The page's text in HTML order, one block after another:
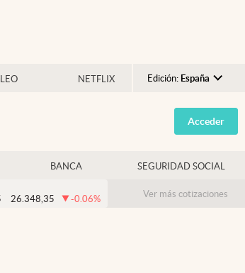
NETFLIX Edición: España
Argentina
España
USA
Colombia
Acceder
BANCA SEGURIDAD SOCIAL
26.348,35 -0.06% Ver más cotizaciones